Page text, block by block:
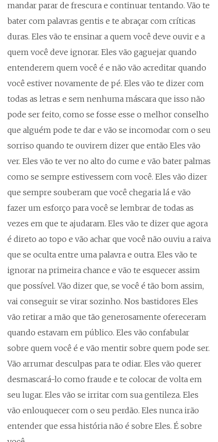
mandar parar de frescura e continuar tentando. Vão te
bater com palavras gentis e te abraçar com críticas
duras. Eles vão te ensinar a quem você deve ouvir e a
quem você deve ignorar. Eles vão gaguejar quando
entenderem quem você é e não vão acreditar quando
você estiver novamente de pé. Eles vão te dizer com
todas as letras e sem nenhuma máscara que isso não
pode ser feito, como se fosse esse o melhor conselho
que alguém pode te dar e vão se incomodar com o seu
sorriso quando te ouvirem dizer que então Eles vão
ver. Eles vão te ver no alto do cume e vão bater palmas
como se sempre estivessem com você. Eles vão dizer
que sempre souberam que você chegaria lá e vão
fazer um esforço para você se lembrar de todas as
vezes em que te ajudaram. Eles vão te dizer que agora
é direto ao topo e vão achar que você não ouviu a raiva
que se oculta entre uma palavra e outra. Eles vão te
ignorar na primeira chance e vão te esquecer assim
que possível. Vão dizer que, se você é tão bom assim,
vai conseguir se virar sozinho. Nos bastidores Eles
vão retirar a mão que tão generosamente ofereceram
quando estavam em público. Eles vão confabular
sobre quem você é e vão mentir sobre quem pode ser.
Vão arrumar desculpas para te odiar. Eles vão querer
desmascará-lo como fraude e te colocar de volta em
seu lugar. Eles vão se irritar com sua gentileza. Eles
vão enlouquecer com o seu perdão. Eles nunca irão
entender que essa história não é sobre Eles. É sobre